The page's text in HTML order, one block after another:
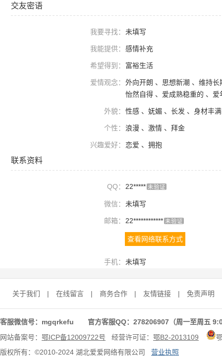
交友密语
我要寻找： 未填写
我能提供： 感情补充
希望得到： 富裕生活
爱情观念： 外向开朗 、思想新潮 、维持
怡然自得 、爱成熟稳重的 、
外貌： 性感 、妩媚 、长发 、身材丰
个性： 浪漫 、激情 、拜金
兴趣爱好： 恋爱 、拥抱
联系资料
QQ： 22***** 未验证
微信： 未填写
邮箱： 22************ 未验证
查看网络联系方式
手机： 未填写
关于我们 | 在线留言 | 商务合作 | 友情链接 | 免责声明
客服微信号：mgqrkefu 官方客服QQ：278206907（周一至周五
网站备案号： 鄂ICP备12009722号 经营许可证： 鄂B2-2013109
版权所有：©2010-2024 湖北爱爱网络有限公司 营业执照